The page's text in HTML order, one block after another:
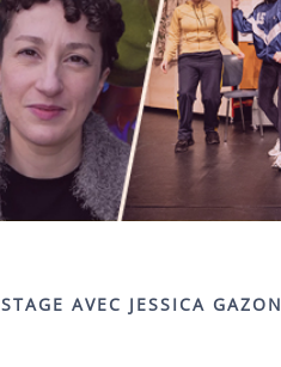
STAGE AVEC JESSICA GAZON